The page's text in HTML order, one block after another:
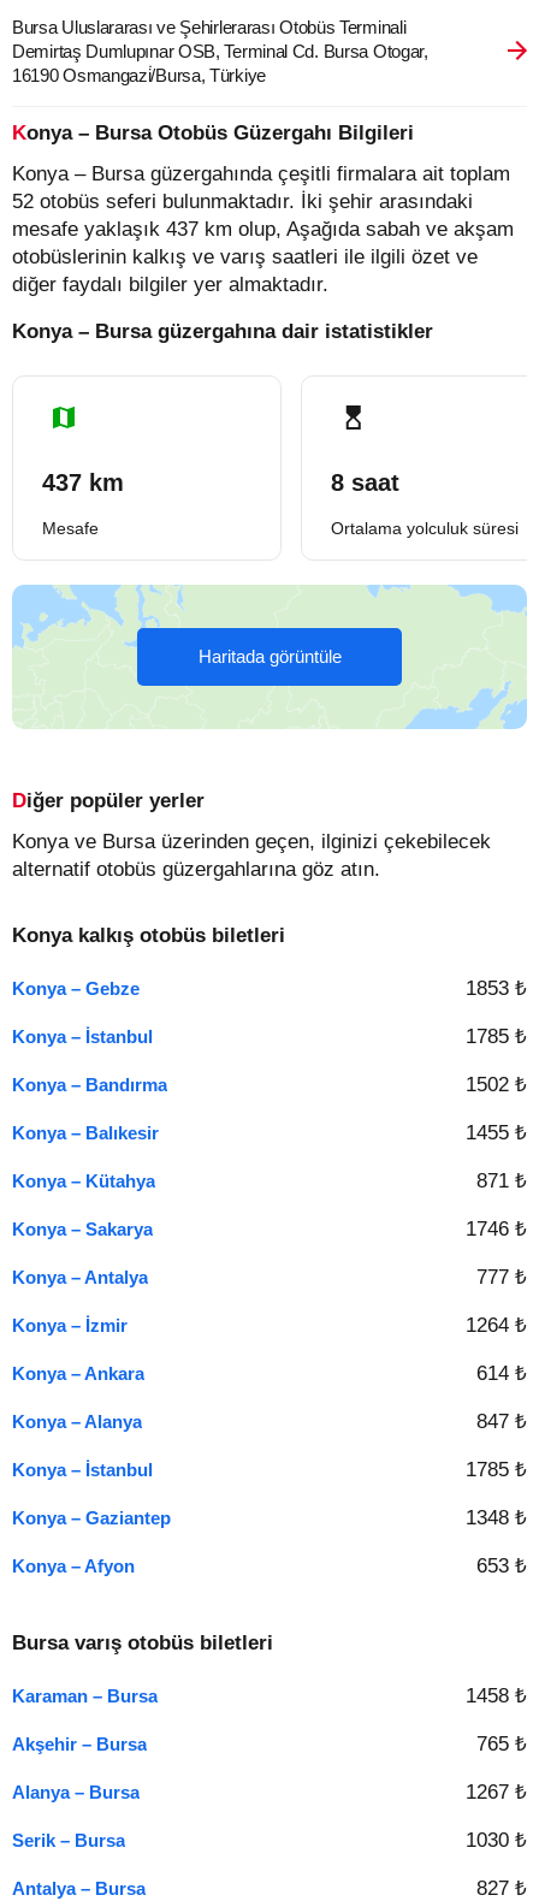
Bursa Uluslararası ve Şehirlerarası Otobüs Terminali
Demirtaş Dumlupınar OSB, Terminal Cd. Bursa Otogar,
16190 Osmangazi̇/Bursa, Türkiye
Konya – Bursa Otobüs Güzergahı Bilgileri
Konya – Bursa güzergahında çeşitli firmalara ait toplam
52 otobüs seferi bulunmaktadır. İki şehir arasındaki
mesafe yaklaşık 437 km olup, Aşağıda sabah ve akşam
otobüslerinin kalkış ve varış saatleri ile ilgili özet ve
diğer faydalı bilgiler yer almaktadır.
Konya – Bursa güzergahına dair istatistikler
437 km
Mesafe
8 saat
Ortalama yolculuk süresi
Haritada görüntüle
Diğer popüler yerler
Konya ve Bursa üzerinden geçen, ilginizi çekebilecek
alternatif otobüs güzergahlarına göz atın.
Konya kalkış otobüs biletleri
Konya – Gebze 1853 ₺
Konya – İstanbul 1785 ₺
Konya – Bandırma 1502 ₺
Konya – Balıkesir 1455 ₺
Konya – Kütahya 871 ₺
Konya – Sakarya 1746 ₺
Konya – Antalya 777 ₺
Konya – İzmir 1264 ₺
Konya – Ankara 614 ₺
Konya – Alanya 847 ₺
Konya – İstanbul 1785 ₺
Konya – Gaziantep 1348 ₺
Konya – Afyon 653 ₺
Bursa varış otobüs biletleri
Karaman – Bursa 1458 ₺
Akşehir – Bursa 765 ₺
Alanya – Bursa 1267 ₺
Serik – Bursa 1030 ₺
Antalya – Bursa 827 ₺